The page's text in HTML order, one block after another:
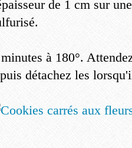
de 1 cm sur
à 180°.
détachez les